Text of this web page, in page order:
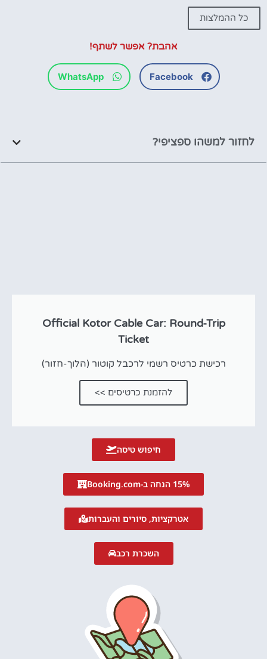
כל ההמלצות
אהבת? אפשר לשתף!
Facebook
WhatsApp
לחזור למשהו ספציפי?
Official Kotor Cable Car: Round-Trip
Ticket
רכישת כרטיס רשמי לרכבל קוטור (הלוך-חזור)
להזמנת כרטיסים >>
חיפוש טיסה
15% הנחה ב-Booking.com
אטרקציות, סיורים והעברות
השכרת רכב